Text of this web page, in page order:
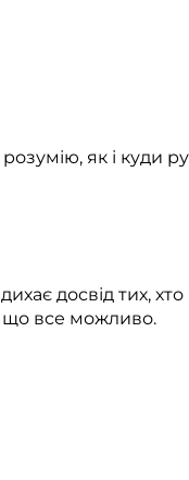
як і куди
досвід тих,
що все можливо.